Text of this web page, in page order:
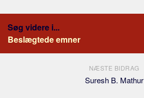
Søg videre i...
Beslægtede emner
NÆSTE BIDRAG
Suresh B. Mathur